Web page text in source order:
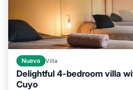
Nueva Villa
Delightful 4-bedroom villa
Cuyo